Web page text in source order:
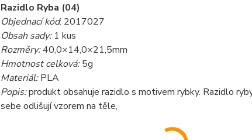
Razidlo Ryba (04)
Objednací kód: 2017027
Obsah sady:1 kus
Rozměry:40,0×14,0×21,5mm
Hmotnost celková:5g
Materiál:PLA
Popis:produkt obsahuje razidlo s motivem rybky. Razidlo
sebe odlišují vzorem na těle,